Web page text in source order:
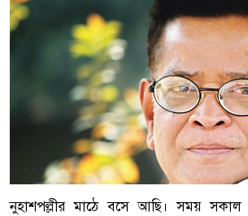
নুহাশপল্লীর মাঠে বসে আছি। সময় সকাল